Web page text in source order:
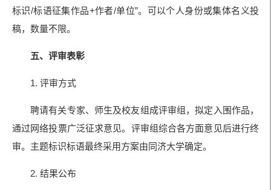
标识/标语征集作品+作者/单位”。可以个人身份或集体名义投
稿，数量不限。
五、评审表彰
1. 评审方式
聘请有关专家、师生及校友组成评审组，拟定入围作品，
通过网络投票广泛征求意见。评审组综合各方面意见后进行终
审。主题标识标语最终采用方案由同济大学确定。
2. 结果公布